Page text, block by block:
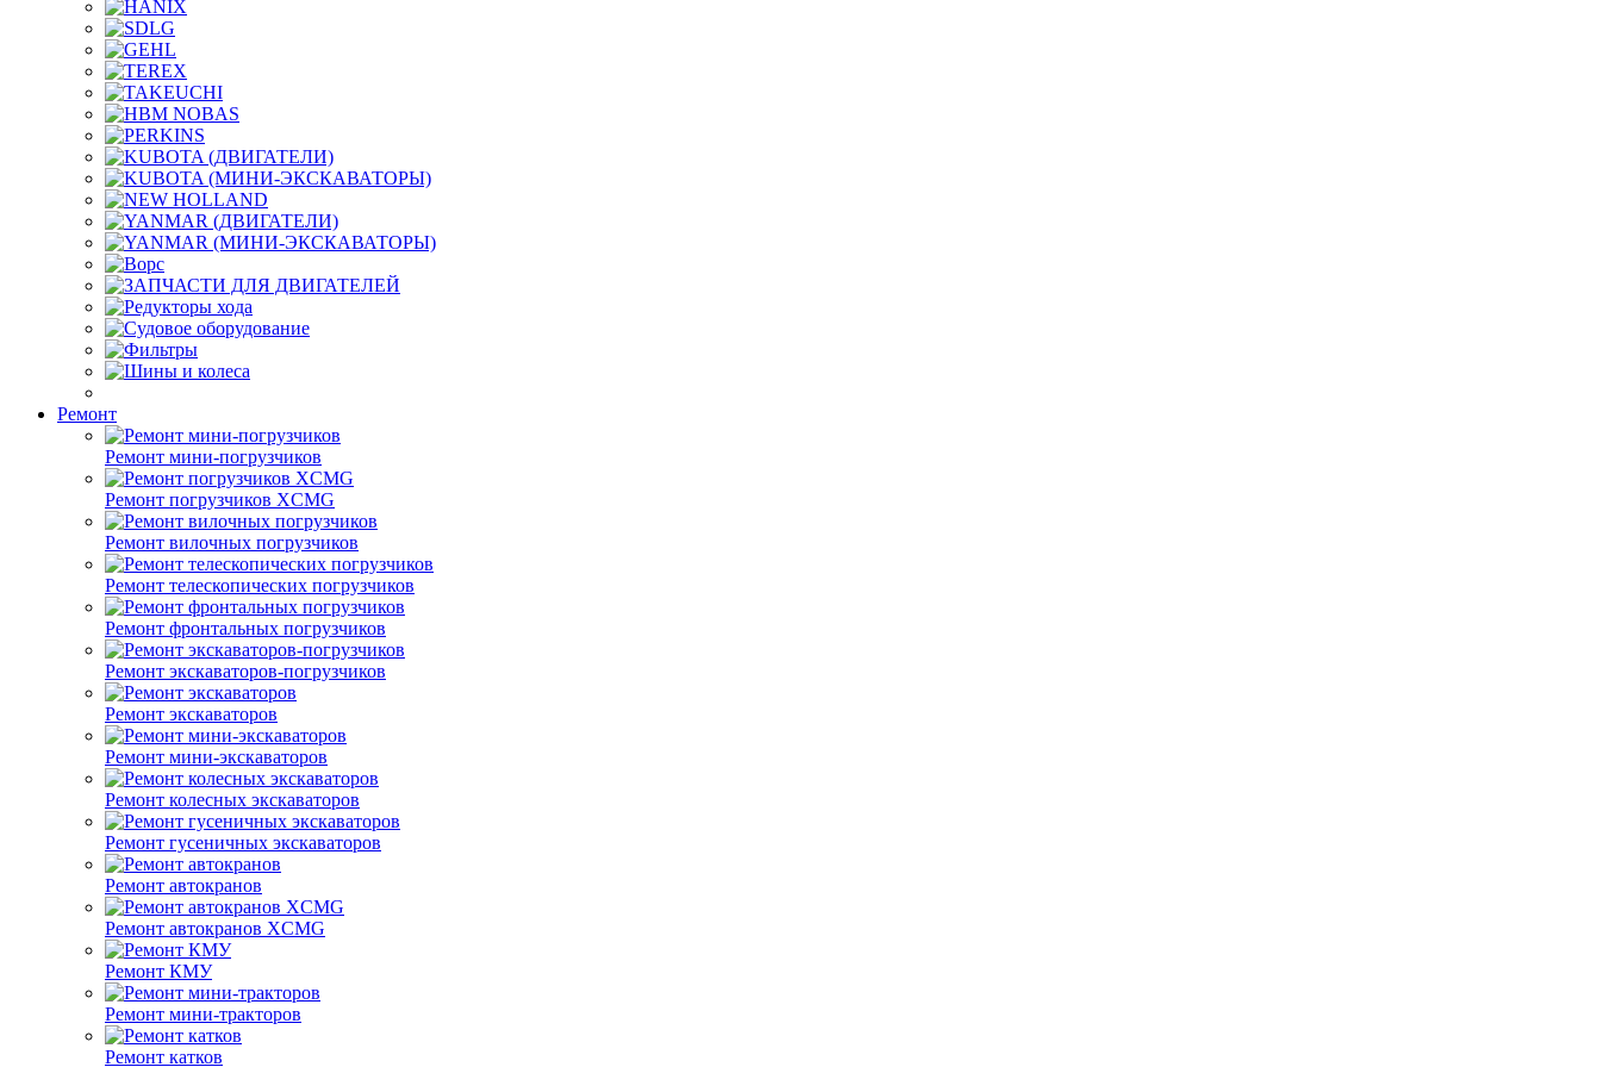
Ремонт
Ремонт мини-погрузчиков
Ремонт погрузчиков XCMG
Ремонт вилочных погрузчиков
Ремонт телескопических погрузчиков
Ремонт фронтальных погрузчиков
Ремонт экскаваторов-погрузчиков
Ремонт экскаваторов
Ремонт мини-экскаваторов
Ремонт колесных экскаваторов
Ремонт гусеничных экскаваторов
Ремонт автокранов
Ремонт автокранов XCMG
Ремонт КМУ
Ремонт мини-тракторов
Ремонт катков